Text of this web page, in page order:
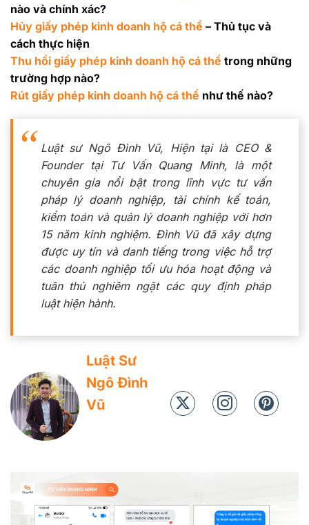
nào và chính xác?
Hủy giấy phép kinh doanh hộ cá thể – Thủ tục và
cách thực hiện
Thu hồi giấy phép kinh doanh hộ cá thể trong những
trường hợp nào?
Rút giấy phép kinh doanh hộ cá thể như thế nào?
Luật sư Ngô Đình Vũ, Hiện tại là CEO &
Founder tại Tư Vấn Quang Minh, là một
chuyên gia nổi bật trong lĩnh vực tư vấn
pháp lý doanh nghiệp, tài chính kế toán,
kiểm toán và quản lý doanh nghiệp với hơn
15 năm kinh nghiệm. Đình Vũ đã xây dựng
được uy tín và danh tiếng trong việc hỗ trợ
các doanh nghiệp tối ưu hóa hoạt động và
tuân thủ nghiêm ngặt các quy định pháp
luật hiện hành.
Luật Sư
Ngô Đình
Vũ